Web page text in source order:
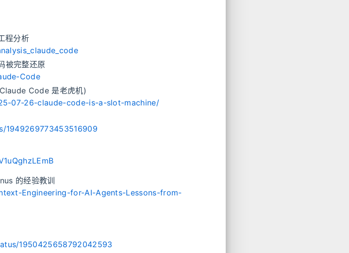
程分析
被完整还原
Code
Code 是老虎机)
07-26-claude-code-is-a-slot-machine/
1949269773453516909
的经验教训
Engineering-for-AI-Agents-Lessons-from-
1950425658792042593